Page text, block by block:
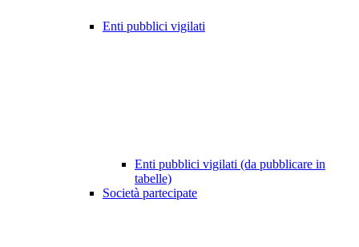
Enti pubblici vigilati
Enti pubblici vigilati (da pubblicare in
tabelle)
Società partecipate